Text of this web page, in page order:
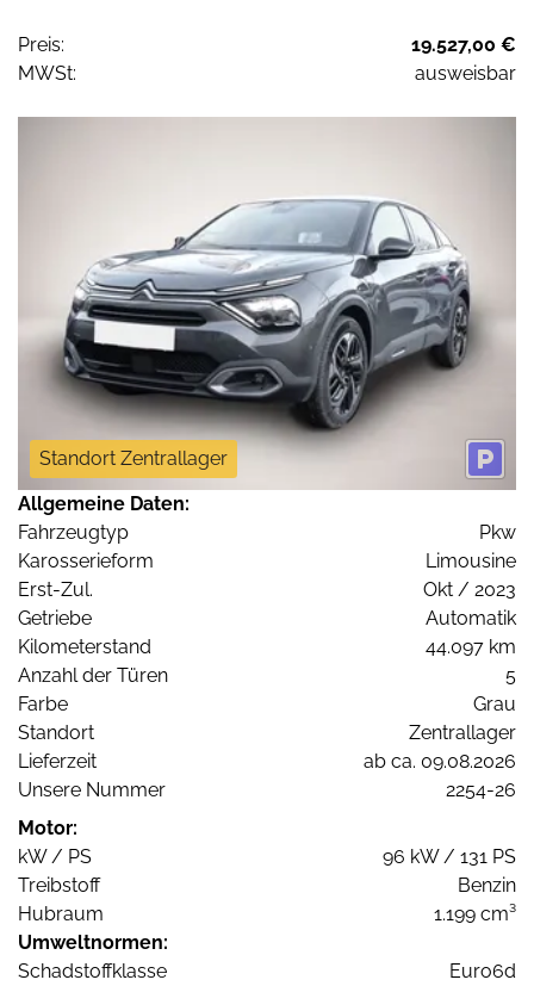
Preis:
19.527,00 €
MWSt:
ausweisbar
Standort Zentrallager
Allgemeine Daten:
Fahrzeugtyp
Pkw
Karosserieform
Limousine
Erst-Zul.
Okt / 2023
Getriebe
Automatik
Kilometerstand
44.097 km
Anzahl der Türen
5
Farbe
Grau
Standort
Zentrallager
Lieferzeit
ab ca. 09.08.2026
Unsere Nummer
2254-26
Motor:
kW / PS
96 kW / 131 PS
Treibstoff
Benzin
Hubraum
1.199 cm³
Umweltnormen:
Schadstoffklasse
Euro6d